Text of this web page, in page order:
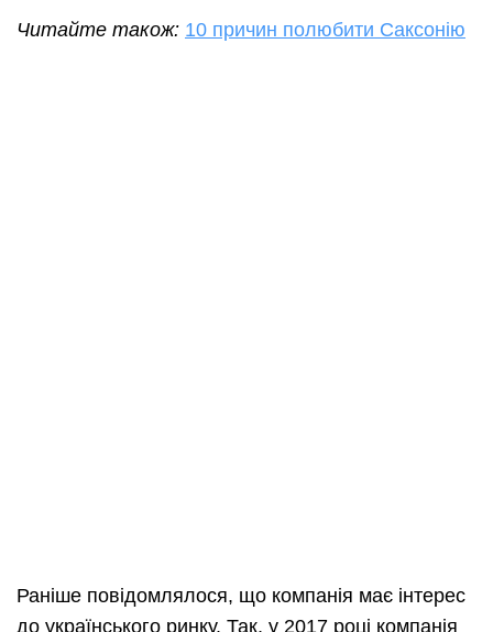
Читайте також: 10 причин полюбити Саксонію
Раніше повідомлялося, що компанія має інтерес
до українського ринку. Так, у 2017 році компанія